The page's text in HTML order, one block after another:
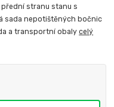
stranu stanu s
sada nepotištěných bočnic
a transportní obalycelý